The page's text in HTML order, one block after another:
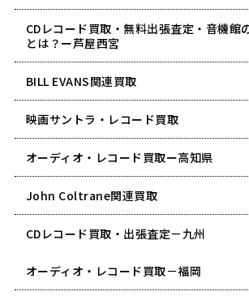
CDレコード買取・無料出張査定・音機館
とは？ー芦屋西宮
BILL EVANS関連買取
映画サントラ・レコード買取
オーディオ・レコード買取ー高知県
John Coltrane関連買取
CDレコード買取・出張査定－九州
オーディオ・レコード買取－福岡